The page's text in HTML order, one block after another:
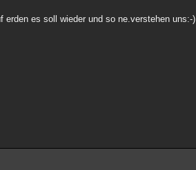
erden es soll wieder und so ne.verstehen uns:-)